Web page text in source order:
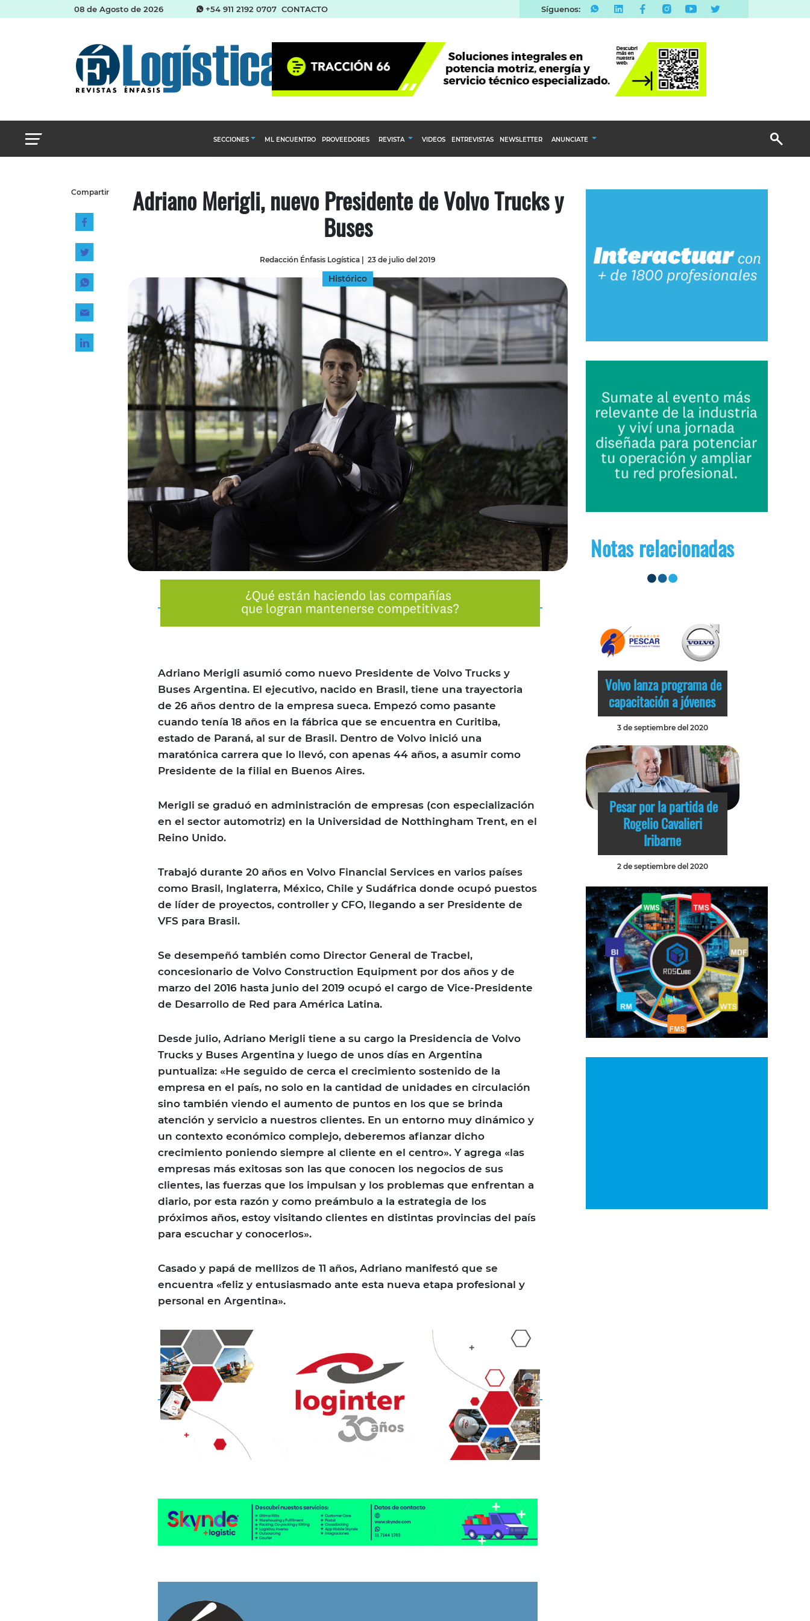
08 de Agosto de 2026 +54 911 2192 0707 CONTACTO Síguenos:
SECCIONES
Almacenes e inventarios
Management
Tecnología
Transporte
ML ENCUENTRO PROVEEDORES REVISTA
INGRESAR
VIDEOS ENTREVISTAS NEWSLETTER ANUNCIATE
Email Marketing
Compartir Adriano Merigli, nuevo Presidente de Volvo Trucks y
Buses
Redacción Énfasis Logística 23 de julio del 2019
Histórico
Adriano Merigli asumió como nuevo Presidente de Volvo Trucks y
Buses Argentina. El ejecutivo, nacido en Brasil, tiene una trayectoria
de 26 años dentro de la empresa sueca. Empezó como pasante
cuando tenía 18 años en la fábrica que se encuentra en Curitiba,
estado de Paraná, al sur de Brasil. Dentro de Volvo inició una
maratónica carrera que lo llevó, con apenas 44 años, a asumir como
Presidente de la filial en Buenos Aires.
Merigli se graduó en administración de empresas (con especialización
en el sector automotriz) en la Universidad de Notthingham Trent, en el
Reino Unido.
Trabajó durante 20 años en Volvo Financial Services en varios países
como Brasil, Inglaterra, México, Chile y Sudáfrica donde ocupó puestos
de líder de proyectos, controller y CFO, llegando a ser Presidente de
VFS para Brasil.
Se desempeñó también como Director General de Tracbel,
concesionario de Volvo Construction Equipment por dos años y de
marzo del 2016 hasta junio del 2019 ocupó el cargo de Vice-Presidente
de Desarrollo de Red para América Latina.
Desde julio, Adriano Merigli tiene a su cargo la Presidencia de Volvo
Trucks y Buses Argentina y luego de unos días en Argentina
puntualiza: «He seguido de cerca el crecimiento sostenido de la
empresa en el país, no solo en la cantidad de unidades en circulación
sino también viendo el aumento de puntos en los que se brinda
atención y servicio a nuestros clientes. En un entorno muy dinámico y
un contexto económico complejo, deberemos afianzar dicho
crecimiento poniendo siempre al cliente en el centro». Y agrega «las
empresas más exitosas son las que conocen los negocios de sus
clientes, las fuerzas que los impulsan y los problemas que enfrentan a
diario, por esta razón y como preámbulo a la estrategia de los
próximos años, estoy visitando clientes en distintas provincias del país
para escuchar y conocerlos».
Casado y papá de mellizos de 11 años, Adriano manifestó que se
encuentra «feliz y entusiasmado ante esta nueva etapa profesional y
personal en Argentina».
Notas relacionadas
Volvo lanza programa de
capacitación a jóvenes
3 de septiembre del 2020
Pesar por la partida de
Rogelio Cavalieri
Iribarne
2 de septiembre del 2020